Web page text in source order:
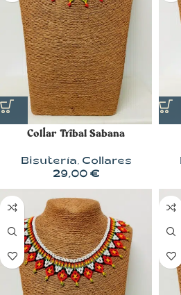
Collar Tribal Sabana
Bisutería, Collares
29,00 €